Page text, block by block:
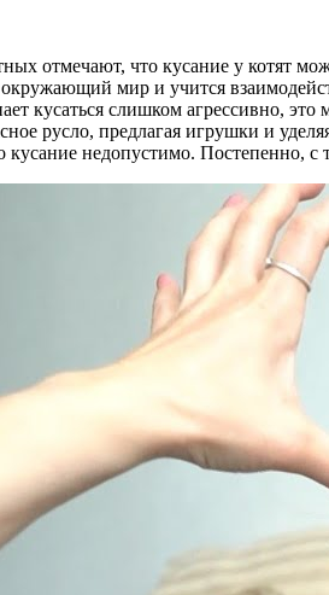
отмечают, что кусание у котят
окружающий мир и учится
кусаться слишком агрессивно,
русло, предлагая игрушки и
недопустимо. Постепенно,